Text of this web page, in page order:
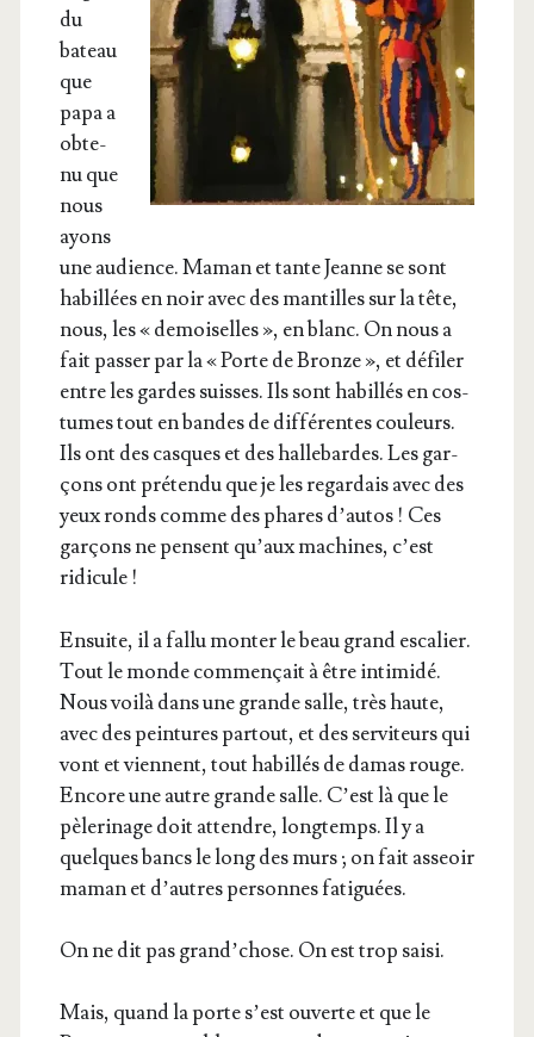
du
bateau
que
papa a
obte­
nu que
nous
ayons
une audience. Maman et tante Jeanne se sont
habillées en noir avec des man­tilles sur la tête,
nous, les « demoi­selles », en blanc. On nous a
fait pas­ser par la « Porte de Bronze », et défi­ler
entre les gardes suisses. Ils sont habillés en cos­
tumes tout en bandes de dif­fé­rentes cou­leurs.
Ils ont des casques et des hal­le­bardes. Les gar­
çons ont pré­ten­du que je les regar­dais avec des
yeux ronds comme des phares d’au­tos ! Ces
gar­çons ne pensent qu’aux machines, c’est
ridicule !
Ensuite, il a fal­lu mon­ter le beau grand esca­lier.
Tout le monde com­men­çait à être inti­mi­dé.
Nous voi­là dans une grande salle, très haute,
avec des pein­tures par­tout, et des ser­vi­teurs qui
vont et viennent, tout habillés de damas rouge.
Encore une autre grande salle. C’est là que le
pèle­ri­nage doit attendre, long­temps. Il y a
quelques bancs le long des murs ; on fait asseoir
maman et d’autres per­sonnes fatiguées.
On ne dit pas grand’­chose. On est trop saisi.
Mais, quand la porte s’est ouverte et que le